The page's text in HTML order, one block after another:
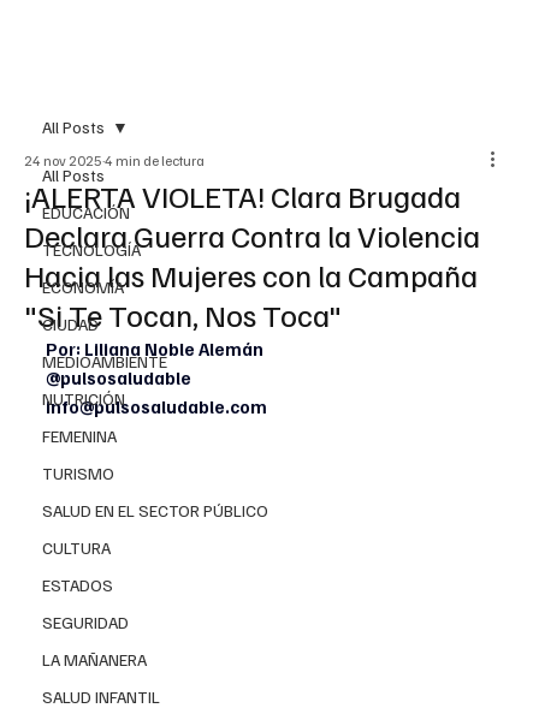
All Posts
EDUCACIÓN
TECNOLOGÍA
ECONOMÍA
CIUDAD
MEDIOAMBIENTE
NUTRICIÓN
FEMENINA
TURISMO
SALUD EN EL SECTOR PÚBLICO
CULTURA
ESTADOS
SEGURIDAD
LA MAÑANERA
SALUD INFANTIL
All Posts
¡ALERTA VIOLETA! Clara Brugada
Declara Guerra Contra la Violencia
Hacia las Mujeres con la Campaña
"Si Te Tocan, Nos Toca"
24 nov 2025 4 min de lectura
Por: Liliana Noble Alemán
@pulsosaludable
info@pulsosaludable.com